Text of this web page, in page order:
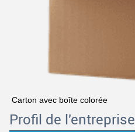
Carton avec boîte colorée
Profil de l'entreprise